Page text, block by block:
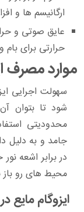
ارگانیسم‌ ها و
عایق صوتی و
حرارتی برای بام
موارد مصرف
سهولت اجرایی
شود تا بتوان
محدودیتی
جامد و به دلیل
در برابر اشعه
محیط‌ های رو باز
ایزوگام